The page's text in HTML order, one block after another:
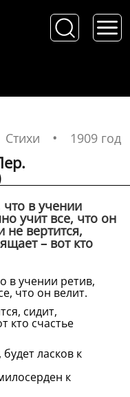
Стихи 1909 год
что в учении
учит все, что он
не вертится,
– вот кто
в учении ретив,
что он велит.
сидит,
кто счастье
ласков к
к